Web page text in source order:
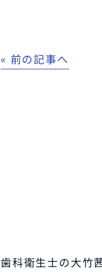
« 前の記事へ
歯科衛生士の大竹